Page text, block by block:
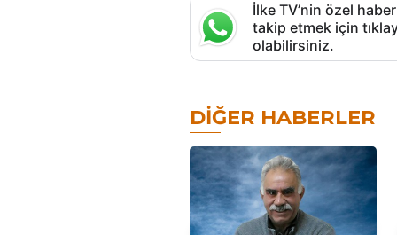
İlke TV’nin özel
takip etmek için
olabilirsiniz.
DIĞER HABERLER